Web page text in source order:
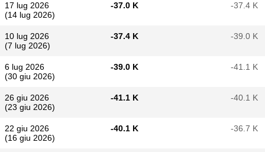
17 lug 2026
(14 lug 2026)
-37.0 K -37.4 K
10 lug 2026
(7 lug 2026)
-37.4 K -39.0 K
6 lug 2026
(30 giu 2026)
-39.0 K -41.1 K
26 giu 2026
(23 giu 2026)
-41.1 K -40.1 K
22 giu 2026
(16 giu 2026)
-40.1 K -36.7 K